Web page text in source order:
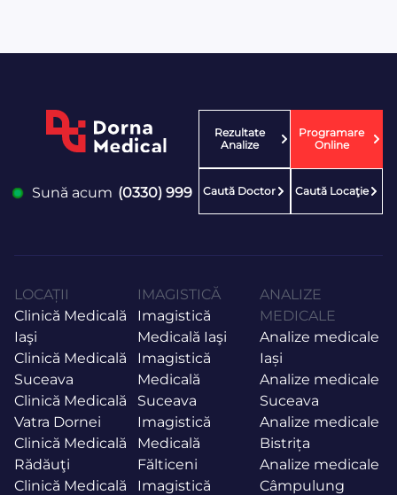
Sună acum (0330) 999
Rezultate
Analize
Programare
Online
Caută Doctor Caută Locaţie
LOCAȚII
Clinică Medicală
Iaşi
Clinică Medicală
Suceava
Clinică Medicală
Vatra Dornei
Clinică Medicală
Rădăuţi
Clinică Medicală
IMAGISTICĂ
Imagistică
Medicală Iaşi
Imagistică
Medicală
Suceava
Imagistică
Medicală
Fălticeni
Imagistică
ANALIZE
MEDICALE
Analize medicale
Iași
Analize medicale
Suceava
Analize medicale
Bistrița
Analize medicale
Câmpulung